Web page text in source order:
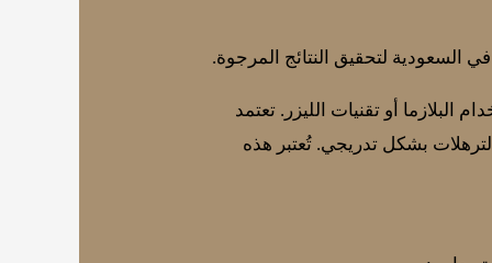
لتحقيق النتائج المرجوة.
أو تقنيات الليزر. تعتمد
بشكل تدريجي. تُعتبر هذه